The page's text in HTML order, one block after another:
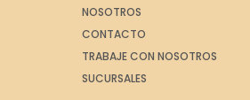
NOSOTROS
CONTACTO
TRABAJE CON NOSOTROS
SUCURSALES